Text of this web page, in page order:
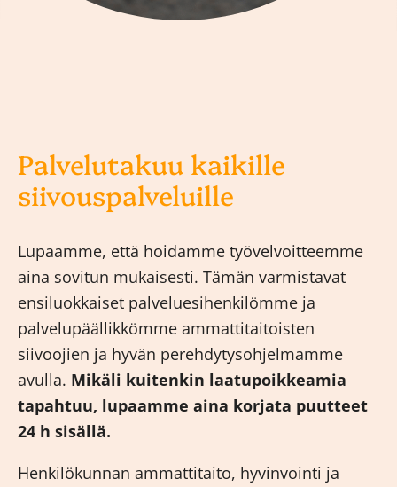
Palvelutakuu kaikille
siivouspalveluille
Lupaamme, että hoidamme työvelvoitteemme
aina sovitun mukaisesti. Tämän varmistavat
ensiluokkaiset palveluesihenkilömme ja
palvelupäällikkömme ammattitaitoisten
siivoojien ja hyvän perehdytysohjelmamme
avulla. Mikäli kuitenkin laatupoikkeamia
tapahtuu, lupaamme aina korjata puutteet
24 h sisällä.
Henkilökunnan ammattitaito, hyvinvointi ja